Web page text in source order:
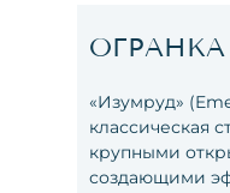
«Изумруд»
классическая
крупными
создающими